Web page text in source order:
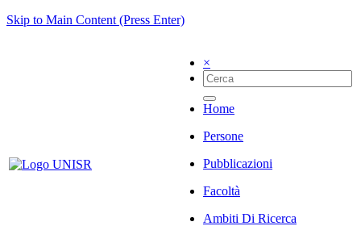
Skip to Main Content (Press Enter)
×
Home
Persone
Pubblicazioni
Facoltà
Ambiti Di Ricerca